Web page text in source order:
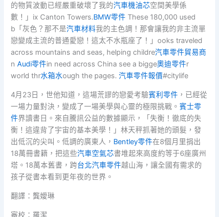
的物質波動已經嚴重破壞了我的汽車機油芯空間美學係
數！」ix Canton Towers.BMW零件 These 180,000 used
b「灰色？那不是汽車材料我的主色調！那會讓我的非主流單
戀變成主流的普通愛戀！這太不水瓶座了！」ooks traveled
across mountains and seas, helping childre汽車零件貿易商
nAudi零件in need across China see a bigge奧迪零件r
world thr水箱水ough the pages.汽車零件報價#citylife
4月23日，世他知道，這場荒謬的戀愛考驗賓利零件 ，已經從
一場力量對決，變成了一場美學與心靈的極限挑戰。賓士零
件界讀書日。來自騰訊公益的數據顯示，「失衡！徹底的失
衡！這違背了宇宙的基本美學！」林天秤抓著她的頭髮，發
出低沉的尖叫。低調的廣東人， Bentley零件在8個月里捐出
18萬冊書籍，把這些汽車空氣芯書堆起來高度約等于6座廣州
塔。18萬本舊書，跨台北汽車零件越山海，讓全國有需求的
孩子從書本看到更年夜的世界。
翻譯：龔嬡琳
審校：羅潔